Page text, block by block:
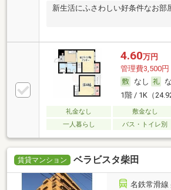
新生活にふさわしい好条件なお部
4.60万円
管理費3,500円
なし
1階 / 1K（
礼金なし 敷金なし
一人暮らし
バス・トイレ別
賃貸マンション ベラビスタ柴田
名鉄常滑線